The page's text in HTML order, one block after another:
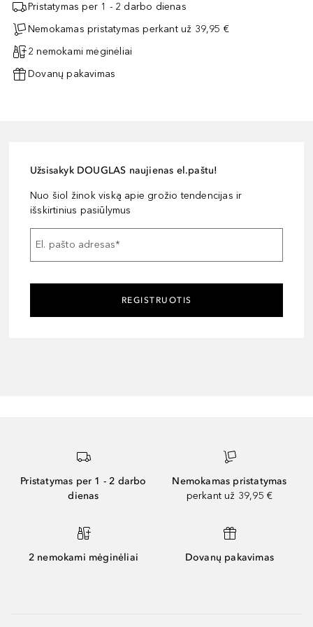
Pristatymas per 1 - 2 darbo dienas
Nemokamas pristatymas perkant už 39,95 €
2 nemokami mėginėliai
Dovanų pakavimas
Užsisakyk DOUGLAS naujienas el.paštu!
Nuo šiol žinok viską apie grožio tendencijas ir
išskirtinius pasiūlymus
El. pašto adresas*
REGISTRUOTIS
Pristatymas per 1 - 2 darbo
dienas
Nemokamas pristatymas
perkant už 39,95 €
2 nemokami mėginėliai Dovanų pakavimas